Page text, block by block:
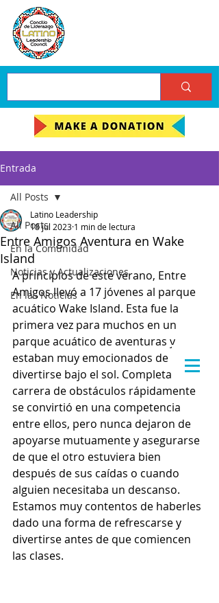
Entrada
All Posts
En la Comunidad
Noticias y Actualizaciones
En las Noticias
All Posts
Entre Amigos Aventura en Wake
Island
Latino Leadership
18 jul 2023 1 min de lectura
A principios de este verano, Entre
Amigos llevó a 17 jóvenes al parque
acuático Wake Island. Esta fue la
primera vez para muchos en un
parque acuático de aventuras y
estaban muy emocionados de
divertirse bajo el sol. Completar la
carrera de obstáculos rápidamente
se convirtió en una competencia
entre ellos, pero nunca dejaron de
apoyarse mutuamente y asegurarse
de que el otro estuviera bien
después de sus caídas o cuando
alguien necesitaba un descanso.
Estamos muy contentos de haberles
dado una forma de refrescarse y
divertirse antes de que comiencen
las clases.